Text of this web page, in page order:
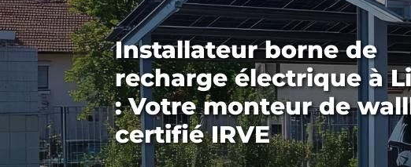
Installateur borne de
recharge électrique à
: Votre monteur de
certifié IRVE